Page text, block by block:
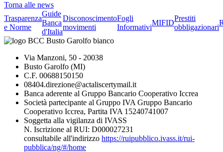
Torna alle news
Trasparenza
e Norme
Guide
Banca
d'Italia
Disconoscimento
movimenti
Fogli
Informativi
MIFID
Prestiti
obbligazionari
Via Manzoni, 50 - 20038
Busto Garolfo (MI)
C.F. 00688150150
08404.direzione@actaliscertymail.it
Banca aderente al Gruppo Bancario Cooperativo Iccrea
Società partecipante al Gruppo IVA Gruppo Bancario
Cooperativo Iccrea, Partita IVA 15240741007
Soggetta alla vigilanza di IVASS
N. Iscrizione al RUI: D000027231
consultabile all'indirizzo https://ruipubblico.ivass.it/rui-
pubblica/ng/#/home